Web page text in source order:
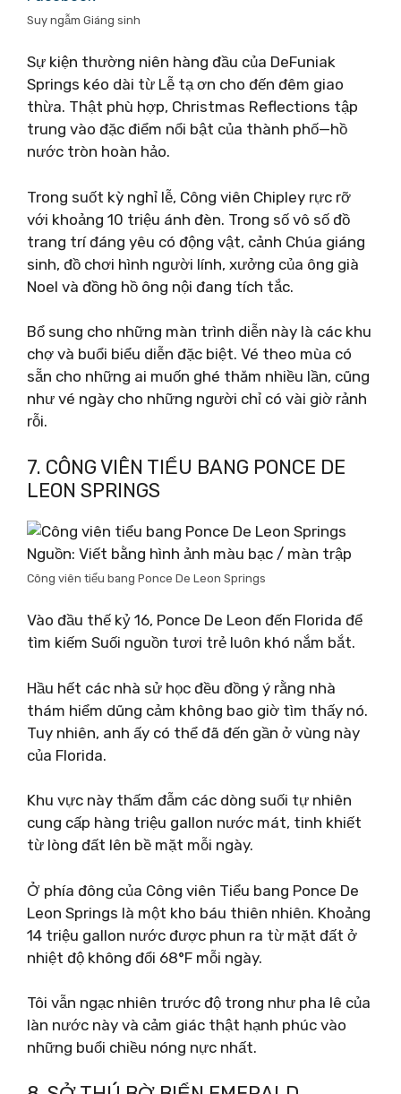
Suy ngẫm Giáng sinh
Sự kiện thường niên hàng đầu của DeFuniak
Springs kéo dài từ Lễ tạ ơn cho đến đêm giao
thừa. Thật phù hợp, Christmas Reflections tập
trung vào đặc điểm nổi bật của thành phố—hồ
nước tròn hoàn hảo.
Trong suốt kỳ nghỉ lễ, Công viên Chipley rực rỡ
với khoảng 10 triệu ánh đèn. Trong số vô số đồ
trang trí đáng yêu có động vật, cảnh Chúa giáng
sinh, đồ chơi hình người lính, xưởng của ông già
Noel và đồng hồ ông nội đang tích tắc.
Bổ sung cho những màn trình diễn này là các khu
chợ và buổi biểu diễn đặc biệt. Vé theo mùa có
sẵn cho những ai muốn ghé thăm nhiều lần, cũng
như vé ngày cho những người chỉ có vài giờ rảnh
rỗi.
7. CÔNG VIÊN TIỂU BANG PONCE DE
LEON SPRINGS
Nguồn: Viết bằng hình ảnh màu bạc / màn trập
Công viên tiểu bang Ponce De Leon Springs
Vào đầu thế kỷ 16, Ponce De Leon đến Florida để
tìm kiếm Suối nguồn tươi trẻ luôn khó nắm bắt.
Hầu hết các nhà sử học đều đồng ý rằng nhà
thám hiểm dũng cảm không bao giờ tìm thấy nó.
Tuy nhiên, anh ấy có thể đã đến gần ở vùng này
của Florida.
Khu vực này thấm đẫm các dòng suối tự nhiên
cung cấp hàng triệu gallon nước mát, tinh khiết
từ lòng đất lên bề mặt mỗi ngày.
Ở phía đông của Công viên Tiểu bang Ponce De
Leon Springs là một kho báu thiên nhiên. Khoảng
14 triệu gallon nước được phun ra từ mặt đất ở
nhiệt độ không đổi 68°F mỗi ngày.
Tôi vẫn ngạc nhiên trước độ trong như pha lê của
làn nước này và cảm giác thật hạnh phúc vào
những buổi chiều nóng nực nhất.